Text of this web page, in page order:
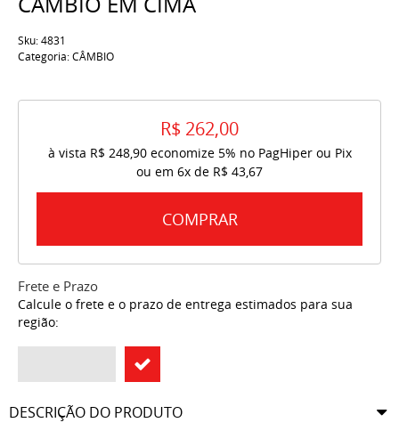
Sku:4831
Categoria:CÂMBIO
R$ 262,00
à vista R$ 248,90economize 5% no PagHiper ou Pix
ou em 6x de R$ 43,67
COMPRAR
Frete e Prazo
Calcule o frete e o prazo de entrega estimados para sua
região:
DESCRIÇÃO DO PRODUTO